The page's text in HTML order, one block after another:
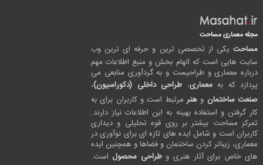
مجله معماری مساحت
مساحت یکی از تخصصی ترین و حرفه ای ترین وب
سایت هایی است که الهام بخش و منبع اطلاعات مهم
درباره معماری و طراحیست و به گردآوری منابعی می
پردازد که بهمعماری، طراحی داخلی (دکوراسیون)،
صنعت ساختمان و هنرمرتبط است و کاربران برای به
کار گرفتن و استفاده بهینه به این اطلاعات نیاز دارند.
تمرکز مساحت بیشتر بر روی قوه تحلیلی و دیداری
کاربران است و شامل ایده های تازه ای برای نوآوری در
معماری، زیباتر کردن ساختمان و فضاها و همچنین ایده
های خاص برای آثار هنری وطراحی محصول است.